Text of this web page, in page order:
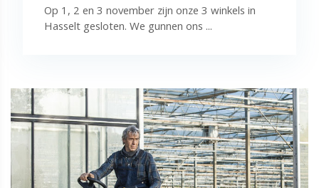
Op 1, 2 en 3 november zijn onze 3 winkels in
Hasselt gesloten. We gunnen ons ...